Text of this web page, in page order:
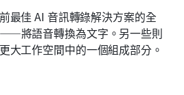
最佳 AI 音訊轉錄解決方案的全
將語音轉換為文字。另一些則
大工作空間中的一個組成部分。